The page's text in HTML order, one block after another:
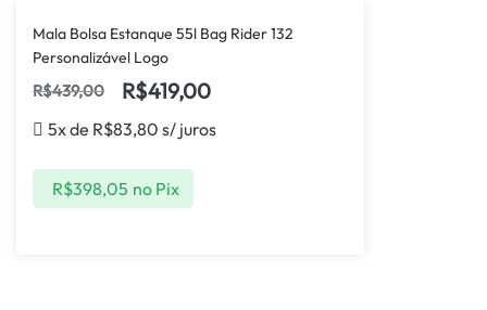
Mala Bolsa Estanque 55l Bag Rider 132
Personalizável Logo
R$439,00 R$419,00
5x de R$83,80 s/ juros
R$398,05 no Pix